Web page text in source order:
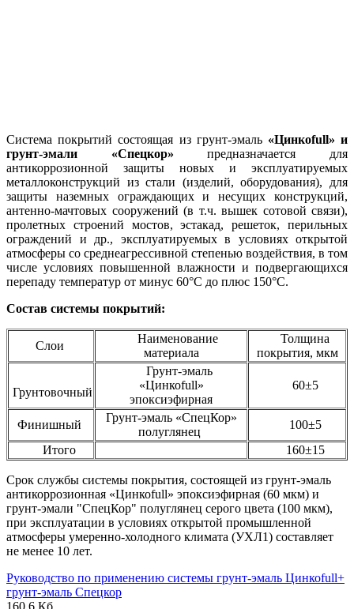
Система покрытий состоящая из грунт-эмаль «Цинкоfull» и
грунт-эмали «Спецкор» предназначается для
антикоррозионной защиты новых и эксплуатируемых
металлоконструкций из стали (изделий, оборудования), для
защиты наземных ограждающих и несущих конструкций,
антенно-мачтовых сооружений (в т.ч. вышек сотовой связи),
пролетных строений мостов, эстакад, решеток, перильных
ограждений и др., эксплуатируемых в условиях открытой
атмосферы со среднеагрессивной степенью воздействия, в том
числе условиях повышенной влажности и подвергающихся
перепаду температур от минус 60°С до плюс 150°С.
Состав системы покрытий:
Слои
Наименование
материала
Толщина
покрытия, мкм
Грунтовочный
Грунт-эмаль
«Цинкоfull»
эпоксиэфирная
60±5
Финишный
Грунт-эмаль «СпецКор»
полуглянец
100±5
Итого
160±15
Срок службы системы покрытия, состоящей из грунт-эмаль
антикоррозионная «Цинкоfull» эпоксиэфирная (60 мкм) и
грунт-эмали "СпецКор" полуглянец серого цвета (100 мкм),
при эксплуатации в условиях открытой промышленной
атмосферы умеренно-холодного климата (УХЛ1) составляет
не менее 10 лет.
Руководство по применению системы грунт-эмаль Цинкоfull+
грунт-эмаль Спецкор
160,6 Кб